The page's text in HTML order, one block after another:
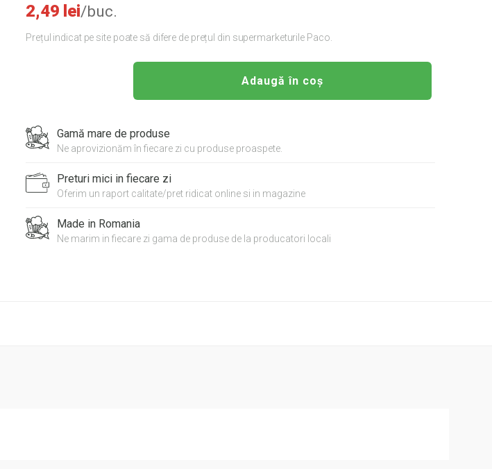
2,49 lei/buc.
Prețul indicat pe site poate să difere de prețul din supermarketurile Paco.
Adaugă în coș
Gamă mare de produse
Ne aprovizionăm în fiecare zi cu produse proaspete.
Preturi mici in fiecare zi
Oferim un raport calitate/pret ridicat online si in magazine
Made in Romania
Ne marim in fiecare zi gama de produse de la producatori locali